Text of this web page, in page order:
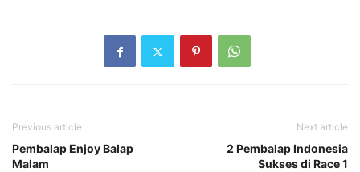
Previous article
Pembalap Enjoy Balap
Malam
Next article
2 Pembalap Indonesia
Sukses di Race 1